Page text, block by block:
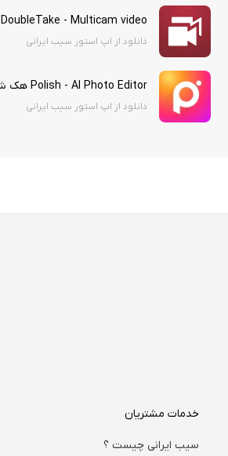
DoubleTake - Multicam video
دانلود از اپ استور سیب ایرانی
Polish - AI Photo Editor هک شده
دانلود از اپ استور سیب ایرانی
خدمات مشتریان
سیب ایرانی چیست ؟